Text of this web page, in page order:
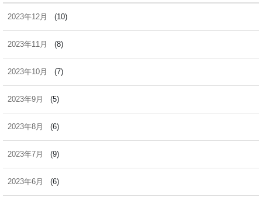
2023年12月 (10)
2023年11月 (8)
2023年10月 (7)
2023年9月 (5)
2023年8月 (6)
2023年7月 (9)
2023年6月 (6)